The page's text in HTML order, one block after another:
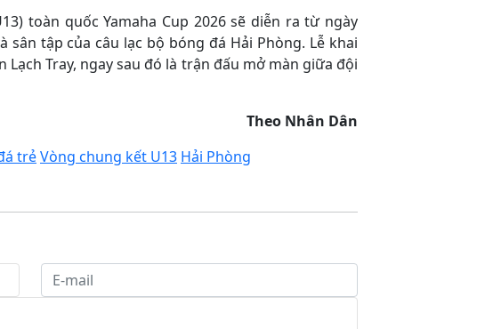
toàn quốc Yamaha Cup 2026 sẽ diễn ra từ ngày
sân tập của câu lạc bộ bóng đá Hải Phòng. Lễ khai
Tray, ngay sau đó là trận đấu mở màn giữa đội
Theo Nhân Dân
trẻVòng chung kết U13 Hải Phòng